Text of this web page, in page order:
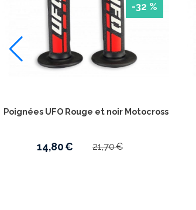
-32 %
Poignées UFO Rouge et noir Motocross
14,80€ 21,70€